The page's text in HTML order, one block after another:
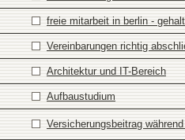
freie mitarbeit in berlin -
Vereinbarungen richtig
Architektur und IT-Bereich
Aufbaustudium
Versicherungsbeitrag